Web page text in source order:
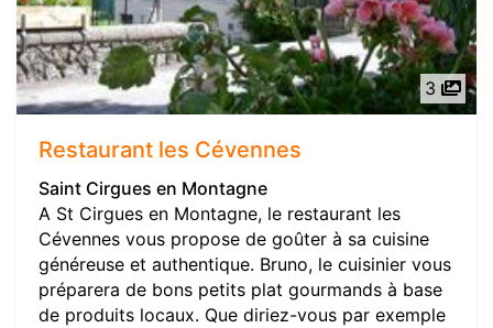
3
Restaurant les Cévennes
Saint Cirgues en Montagne
A St Cirgues en Montagne, le restaurant les
Cévennes vous propose de goûter à sa cuisine
généreuse et authentique. Bruno, le cuisinier vous
préparera de bons petits plat gourmands à base
de produits locaux. Que diriez-vous par exemple